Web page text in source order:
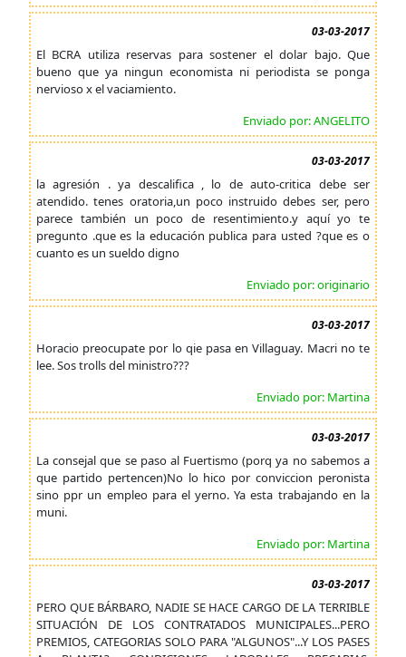
03-03-2017
El BCRA utiliza reservas para sostener el dolar bajo. Que
bueno que ya ningun economista ni periodista se ponga
nervioso x el vaciamiento.
Enviado por: ANGELITO
03-03-2017
la agresión . ya descalifica , lo de auto-critica debe ser
atendido. tenes oratoria,un poco instruido debes ser, pero
parece también un poco de resentimiento.y aquí yo te
pregunto .que es la educación publica para usted ?que es o
cuanto es un sueldo digno
Enviado por: originario
03-03-2017
Horacio preocupate por lo qie pasa en Villaguay. Macri no te
lee. Sos trolls del ministro???
Enviado por: Martina
03-03-2017
La consejal que se paso al Fuertismo (porq ya no sabemos a
que partido pertencen)No lo hico por conviccion peronista
sino ppr un empleo para el yerno. Ya esta trabajando en la
muni.
Enviado por: Martina
03-03-2017
PERO QUE BÁRBARO, NADIE SE HACE CARGO DE LA TERRIBLE
SITUACIÓN DE LOS CONTRATADOS MUNICIPALES...PERO
PREMIOS, CATEGORIAS SOLO PARA "ALGUNOS"...Y LOS PASES